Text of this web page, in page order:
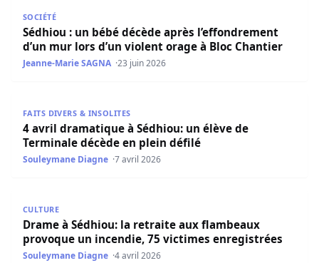
SOCIÉTÉ
Sédhiou : un bébé décède après l’effondrement
d’un mur lors d’un violent orage à Bloc Chantier
Jeanne-Marie SAGNA 23 juin 2026
FAITS DIVERS & INSOLITES
4 avril dramatique à Sédhiou: un élève de
Terminale décède en plein défilé
Souleymane Diagne 7 avril 2026
CULTURE
Drame à Sédhiou: la retraite aux flambeaux
provoque un incendie, 75 victimes enregistrées
Souleymane Diagne 4 avril 2026